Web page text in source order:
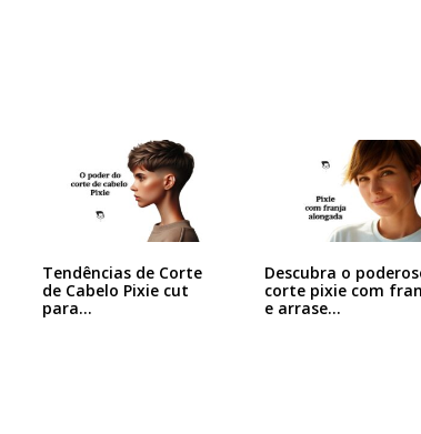
Tendências de Corte
de Cabelo Pixie cut
para…
Descubra o
corte pixie com
e arrase…